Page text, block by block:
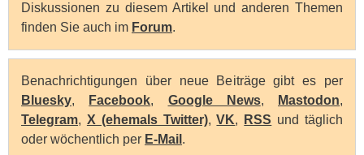
Diskussionen zu diesem Artikel und anderen Themen
finden Sie auch im Forum.
Benachrichtigungen über neue Beiträge gibt es per
Bluesky, Facebook, Google News, Mastodon,
Telegram, X (ehemals Twitter),VK, RSS und täglich
oder wöchentlich per E-Mail .